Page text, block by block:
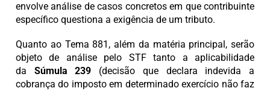
envolve análise de casos concretos em que contribuinte
específico questiona a exigência de um tributo.
Quanto ao Tema 881, além da matéria principal, serão
objeto de análise pelo STF tanto a aplicabilidade
da Súmula 239 (decisão que declara indevida a
cobrança do imposto em determinado exercício não faz